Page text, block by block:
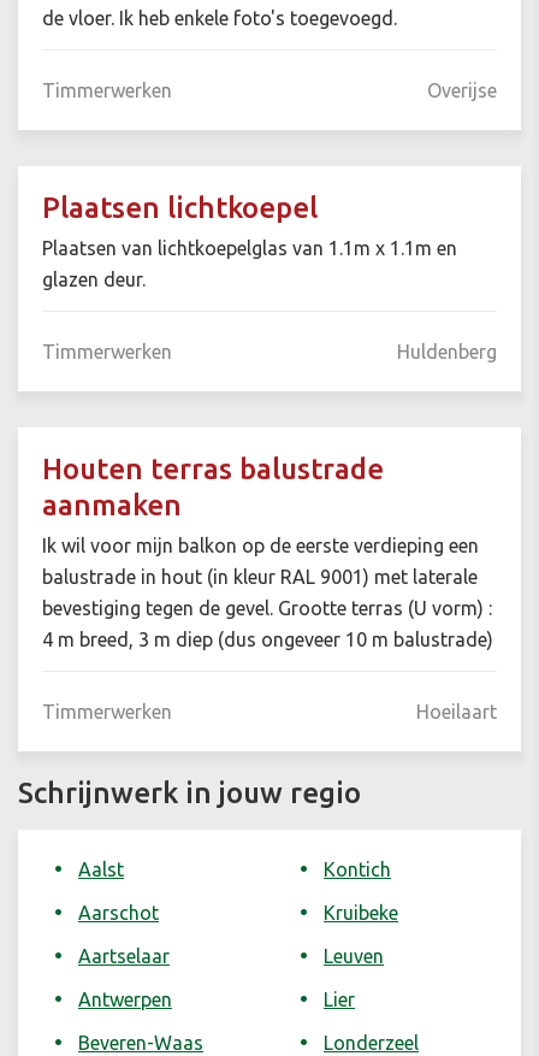
de vloer. Ik heb enkele foto's toegevoegd.
Timmerwerken Overijse
Plaatsen lichtkoepel
Plaatsen van lichtkoepelglas van 1.1m x 1.1m en
glazen deur.
Timmerwerken Huldenberg
Houten terras balustrade
aanmaken
Ik wil voor mijn balkon op de eerste verdieping een
balustrade in hout (in kleur RAL 9001) met laterale
bevestiging tegen de gevel. Grootte terras (U vorm) :
4 m breed, 3 m diep (dus ongeveer 10 m balustrade)
Timmerwerken Hoeilaart
Schrijnwerk in jouw regio
Aalst
Aarschot
Aartselaar
Antwerpen
Beveren-Waas
Kontich
Kruibeke
Leuven
Lier
Londerzeel